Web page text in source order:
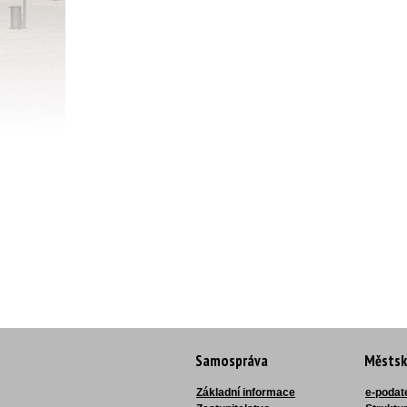
Samospráva
Základní informace
e-